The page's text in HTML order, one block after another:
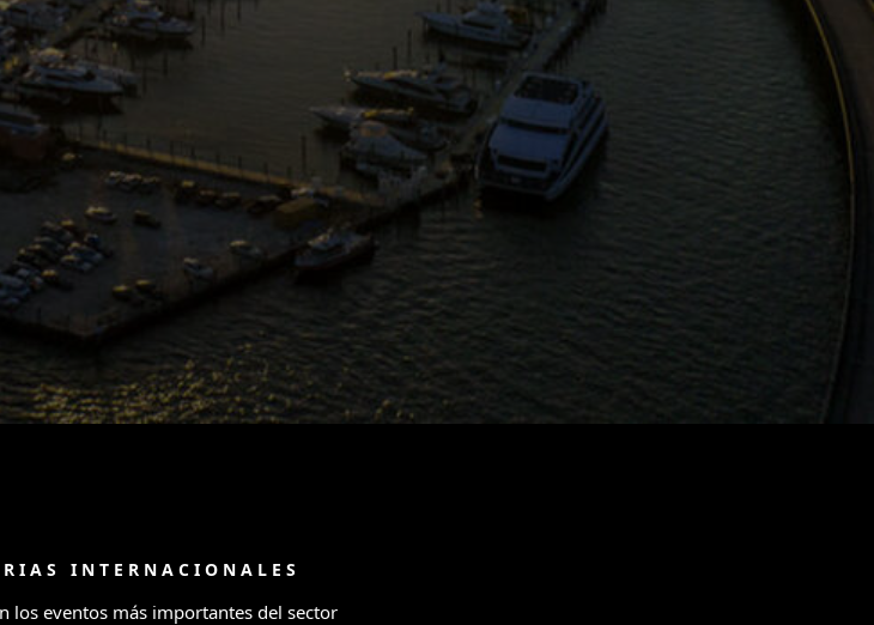
INTERNACIONALES
los eventos más importantes del sector